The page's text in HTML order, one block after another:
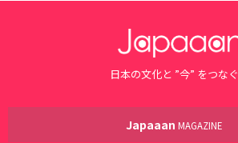
日本の文化と ”今” をつなぐ
Japaaan MAGAZINE